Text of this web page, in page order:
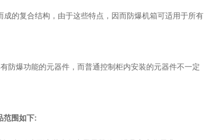
成的复合结构，由于这些特点，因而防爆机箱可适用于所有
防爆功能的元器件，而普通控制柜内安装的元器件不一定
范围如下: